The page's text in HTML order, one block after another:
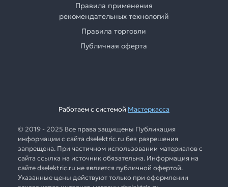
Правила применения
рекомендательных технологий
Правила торговли
Публичная оферта
Работаем с системой Мастеркасса
© 2019 - 2025 Все права защищены Публикация
информации с сайта dselektric.ru без разрешения
запрещена. При частичном использовании материалов с
сайта ссылка на источник обязательна. Информация на
сайте dselektric.ru не является публичной офертой.
Указанные цены действуют только при оформлении